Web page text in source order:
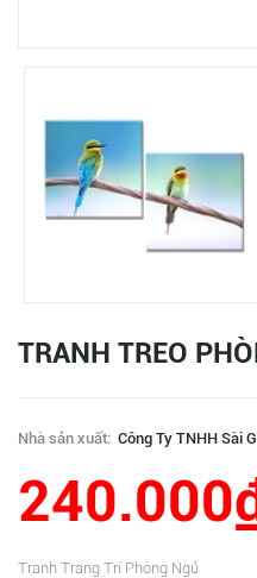
TRANH TREO
Nhà sản xuất: Công Ty TNHH Sài
Tranh Trang Trí Phòng Ngủ